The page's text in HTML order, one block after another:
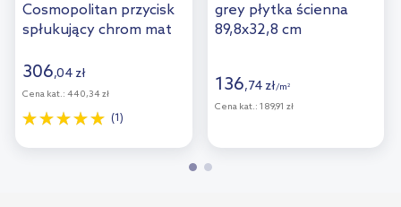
Cosmopolitan przycisk
spłukujący chrom mat
306,04 zł
Cena kat.: 440,34 zł
(1)
grey płytka ścienna
89,8x32,8 cm
136,74 zł/m2
Cena kat.: 189,91 zł